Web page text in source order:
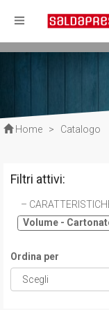
Home > Catalogo
Filtri attivi:
Volume -
Ordina per